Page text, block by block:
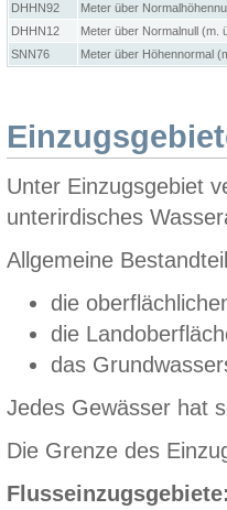
DHHN92
Meter über
DHHN12
Meter über Normalnull (m.
SNN76
Meter über Höhennormal
Unter Einzugsgebiet
unterirdisches
Allgemeine
die
die
das
Jedes Gewässer hat
Die Grenze des